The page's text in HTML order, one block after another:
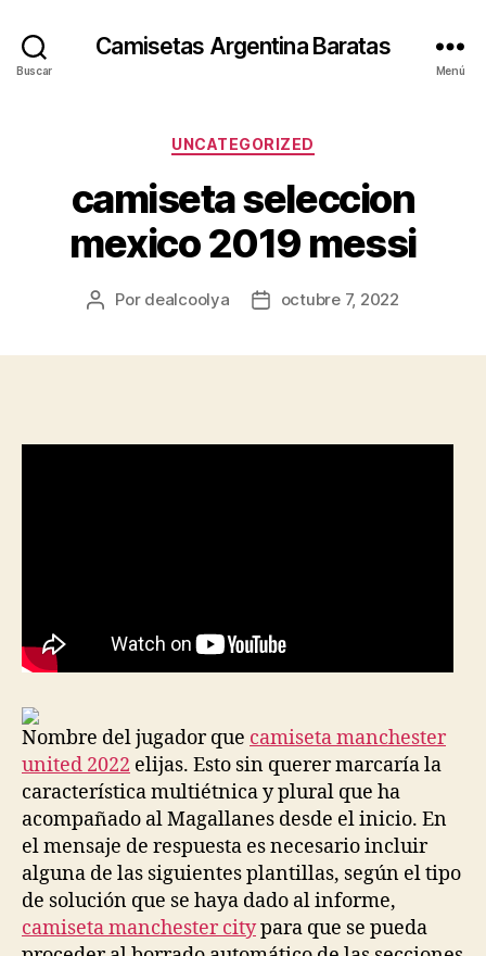
Buscar
Camisetas Argentina Baratas
Menú
Categorías
UNCATEGORIZED
camiseta seleccion
mexico 2019 messi
Autor
Por dealcoolya
Fechaoctubre 7, 2022
Nombre del jugador que camiseta manchester
united 2022 elijas. Esto sin querer marcaría la
característica multiétnica y plural que ha
acompañado al Magallanes desde el inicio. En
el mensaje de respuesta es necesario incluir
alguna de las siguientes plantillas, según el tipo
de solución que se haya dado al informe,
camiseta manchester citypara que se pueda